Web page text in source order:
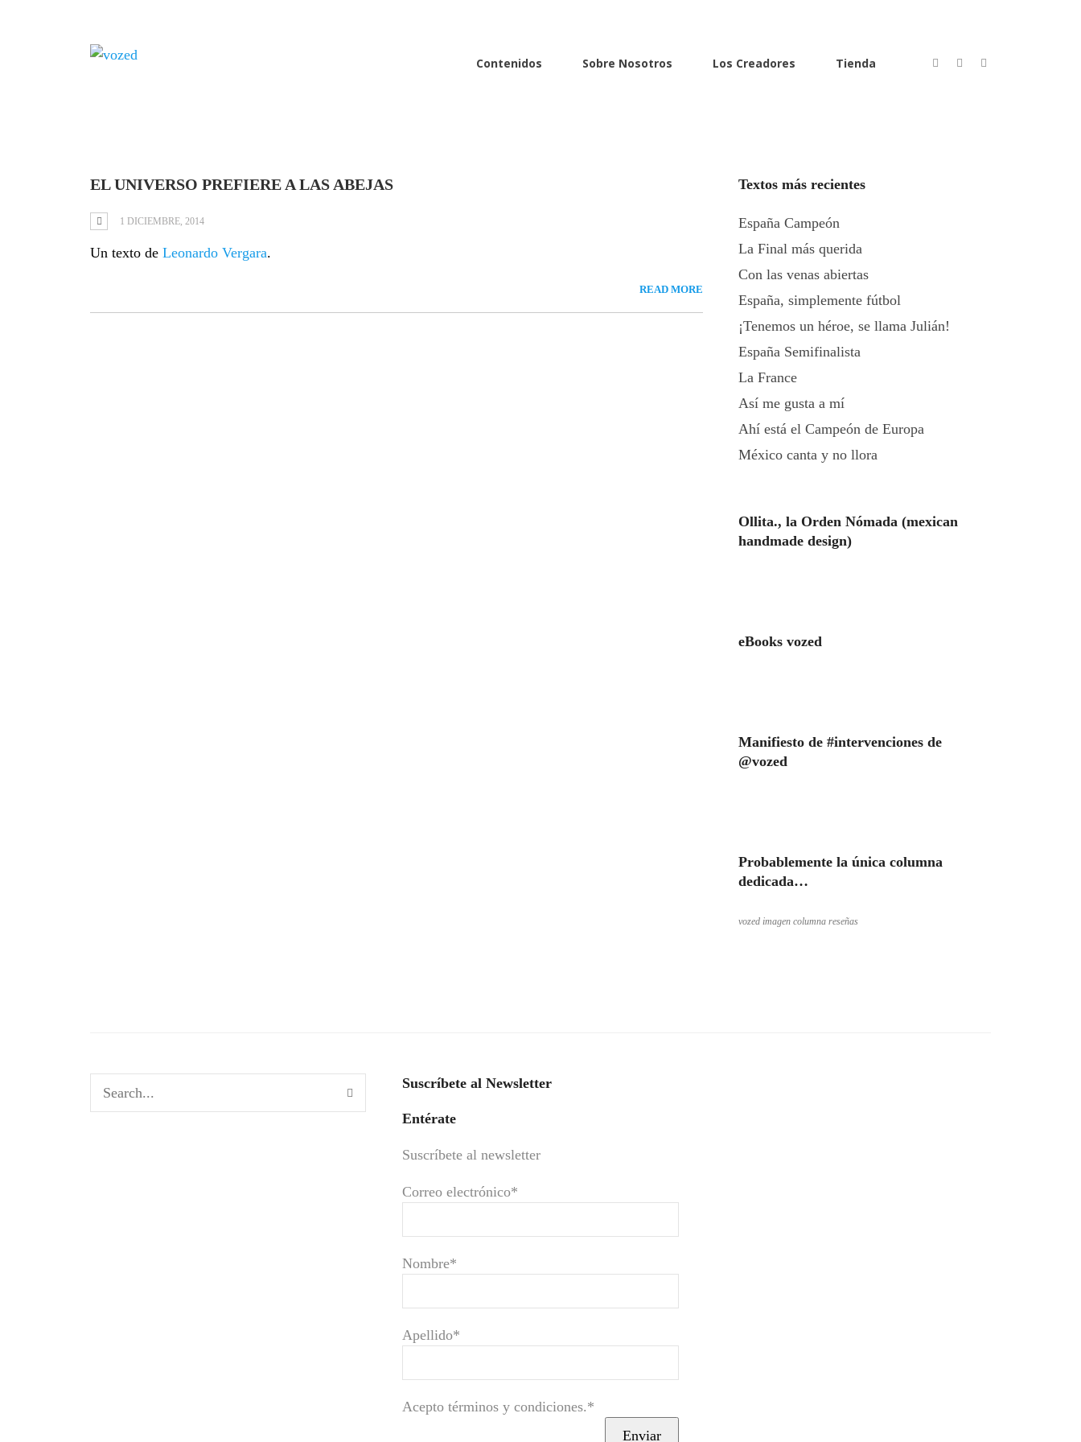
Contenidos Sobre Nosotros Los Creadores Tienda
Tag: público
EL UNIVERSO PREFIERE A LAS ABEJAS
1 DICIEMBRE, 2014
Un texto de Leonardo Vergara.
READ MORE
Textos más recientes
España Campeón
La Final más querida
Con las venas abiertas
España, simplemente fútbol
¡Tenemos un héroe, se llama Julián!
España Semifinalista
La France
Así me gusta a mí
Ahí está el Campeón de Europa
México canta y no llora
Ollita., la Orden Nómada (mexican
handmade design)
eBooks vozed
Manifiesto de #intervenciones de
@vozed
Probablemente la única columna
dedicada…
vozed imagen columna reseñas
Suscríbete al Newsletter
Entérate
Suscríbete al newsletter
Correo electrónico*
Nombre*
Apellido*
Acepto términos y condiciones.*